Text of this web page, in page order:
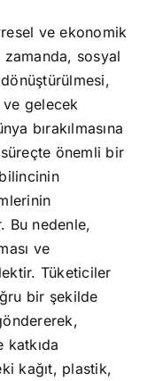
ve ekonomik
zamanda, sosyal
ve gelecek
bırakılmasına
önemli bir
Bu nedenle,
ve
Tüketiciler
bir şekilde
katkıda
kağıt, plastik,